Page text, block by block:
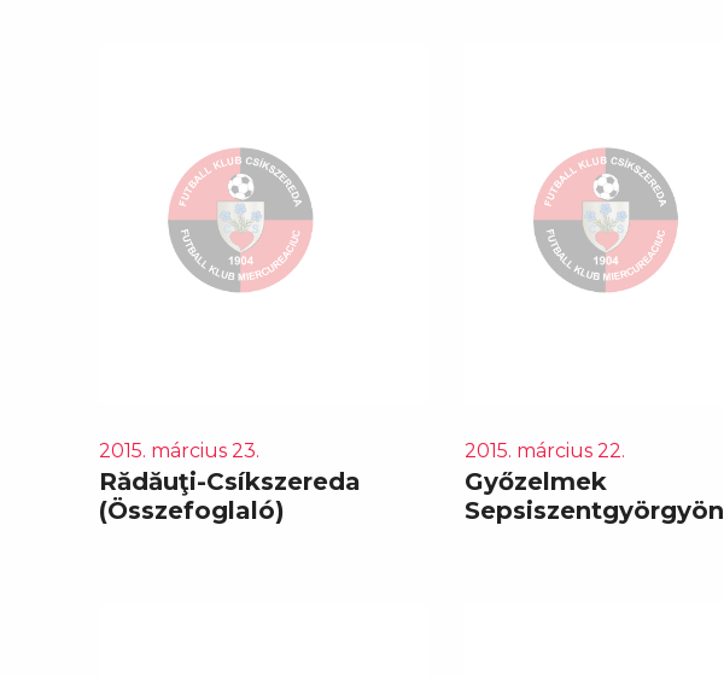
2015. március 23.
Rădăuţi-Csíkszereda
(Összefoglaló)
2015. március 22.
Győzelmek
Sepsiszentgyörgyön